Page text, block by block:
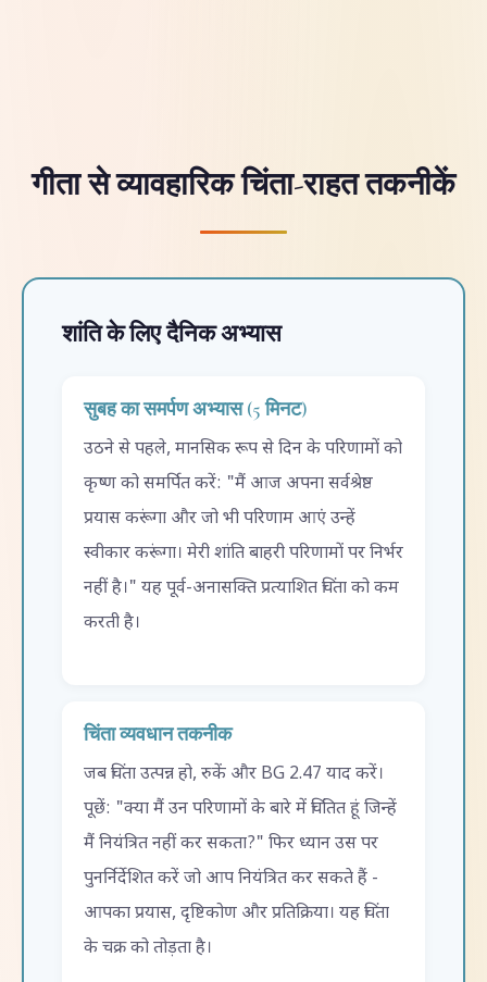
गीता से व्यावहारिक चिंता-राहत तकनीकें
शांति के लिए दैनिक अभ्यास
सुबह का समर्पण अभ्यास (5 मिनट)
उठने से पहले, मानसिक रूप से दिन के परिणामों को
कृष्ण को समर्पित करें: "मैं आज अपना सर्वश्रेष्ठ
प्रयास करूंगा और जो भी परिणाम आएं उन्हें
स्वीकार करूंगा। मेरी शांति बाहरी परिणामों पर निर्भर
नहीं है।" यह पूर्व-अनासक्ति प्रत्याशित चिंता को कम
करती है।
चिंता व्यवधान तकनीक
जब चिंता उत्पन्न हो, रुकें और BG 2.47 याद करें।
पूछें: "क्या मैं उन परिणामों के बारे में चिंतित हूं जिन्हें
मैं नियंत्रित नहीं कर सकता?" फिर ध्यान उस पर
पुनर्निर्देशित करें जो आप नियंत्रित कर सकते हैं -
आपका प्रयास, दृष्टिकोण और प्रतिक्रिया। यह चिंता
के चक्र को तोड़ता है।